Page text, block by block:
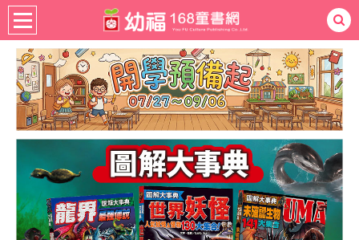
熱門：忍者兔ㄅㄆㄇ學習桌遊 掛圖
手指按按拼圖練習本積木黏土有聲
3D立體書繪本讀本最強王